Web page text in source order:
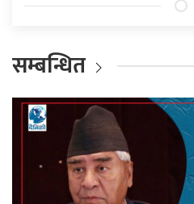
सम्बन्धित